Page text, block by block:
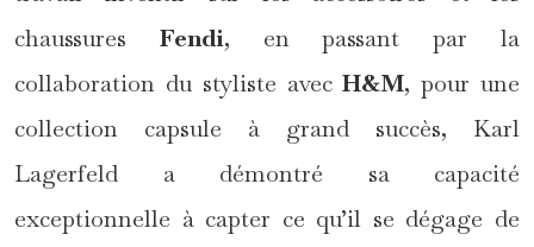
chaussures Fendi, en passant par la
collaboration du styliste avecH&M, pour une
collection capsule à grand succès, Karl
Lagerfeld a démontré sa capacité
exceptionnelle à capter ce qu’il se dégage de